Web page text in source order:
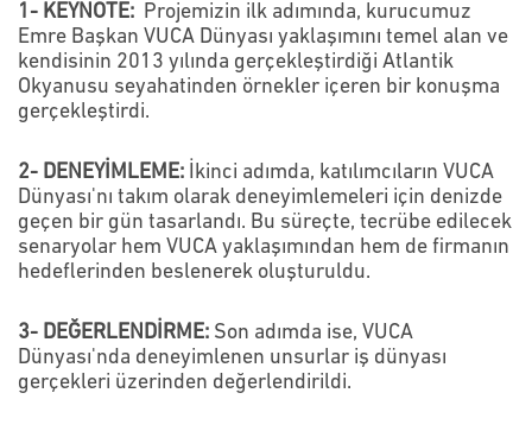
1- KEYNOTE: Projemizin ilk adımında, kurucumuz
Emre Başkan VUCA Dünyası yaklaşımını temel alan ve
kendisinin 2013 yılında gerçekleştirdiği Atlantik
Okyanusu seyahatinden örnekler içeren bir konuşma
gerçekleştirdi.
2- DENEYİMLEME: İkinci adımda, katılımcıların VUCA
Dünyası'nı takım olarak deneyimlemeleri için denizde
geçen bir gün tasarlandı. Bu süreçte, tecrübe edilecek
senaryolar hem VUCA yaklaşımından hem de firmanın
hedeflerinden beslenerek oluşturuldu.
3- DEĞERLENDİRME: Son adımda ise, VUCA
Dünyası'nda deneyimlenen unsurlar iş dünyası
gerçekleri üzerinden değerlendirildi.